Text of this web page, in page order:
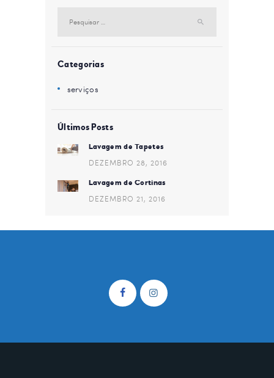
por:
Categorias
serviços
Últimos Posts
Lavagem de Tapetes
DEZEMBRO 28, 2016
Lavagem de Cortinas
DEZEMBRO 21, 2016